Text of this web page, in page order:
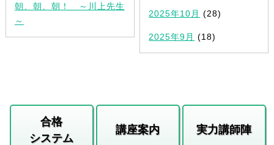
朝、朝、朝！ ～川上先生
～
2025年10月 (28)
2025年9月 (18)
合格
システム
講座案内 実力講師陣